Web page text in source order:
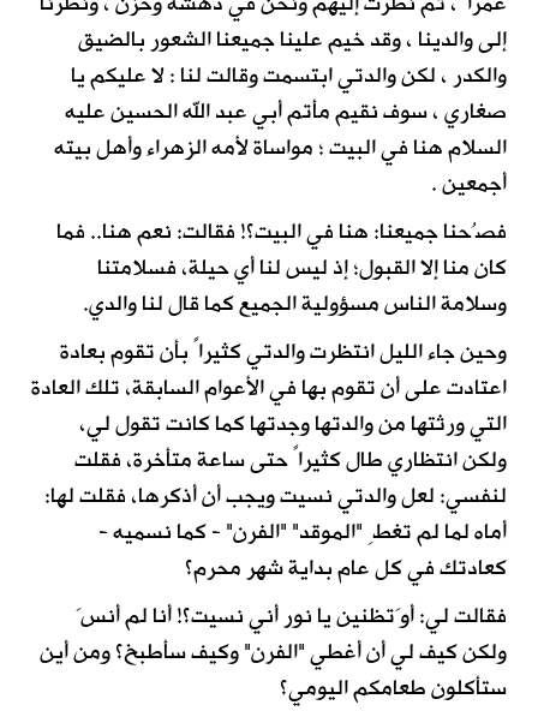
إلى والدينا ، وقد خيم علينا جميعنا الشعور بالضيق
والكدر ، لكن والدتي ابتسمت وقالت لنا : لا عليكم يا
صغاري ، سوف نقيم مأتم أبي عبد الله الحسين عليه
السلام هنا في البيت ؛ مواساة لأمه الزهراء وأهل بيته
أجمعين .
فصُحنا جميعنا: هنا في البيت؟! فقالت: نعم هنا.. فما
كان منا إلا القبول؛ إذ ليس لنا أي حيلة، فسلامتنا
وسلامة الناس مسؤولية الجميع كما قال لنا والدي.
وحين جاء الليل انتظرت والدتي كثيراً بأن تقوم بعادة
اعتادت على أن تقوم بها في الأعوام السابقة، تلك العادة
التي ورثتها من والدتها وجدتها كما كانت تقول لي،
ولكن انتظاري طال كثيراً حتى ساعة متأخرة، فقلت
لنفسي: لعل والدتي نسيت ويجب أن أذكرها، فقلت لها:
أماه لما لم تغطِ "الموقد" "الفرن" - كما نسميه -
كعادتك في كل عام بداية شهر محرم؟
فقالت لي: أوَتظنين يا نور أني نسيت؟! أنا لم أنسَ
ولكن كيف لي أن أغطي "الفرن" وكيف سأطبخ؟ ومن أين
ستأكلون طعامكم اليومي؟